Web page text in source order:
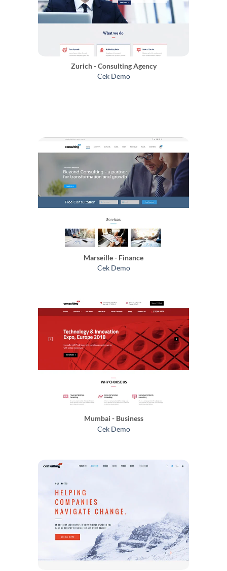
Zurich - Consulting Agency
Cek Demo
Marseille - Finance
Cek Demo
Mumbai - Business
Cek Demo